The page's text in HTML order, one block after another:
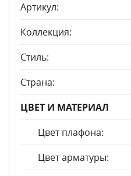
Артикул:
Коллекция:
Стиль:
Страна:
ЦВЕТ И МАТЕРИАЛ
Цвет плафона:
Цвет арматуры: